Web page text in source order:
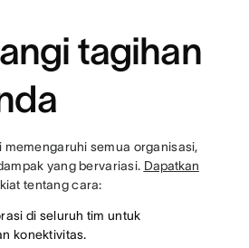
tagihan
memengaruhi semua organisasi,
yang bervariasi. Dapatkan
tentang cara:
di seluruh tim untuk
konektivitas.